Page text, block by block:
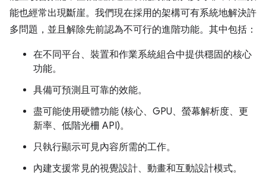
能也經常出現斷崖。我們現在採用的架構可有系統地解決許
多問題，並且解除先前認為不可行的進階功能。其中包括：
在不同平台、裝置和作業系統組合中提供穩固的核心
功能。
具備可預測且可靠的效能。
盡可能使用硬體功能 (核心、GPU、螢幕解析度、更
新率、低階光柵 API)。
只執行顯示可見內容所需的工作。
內建支援常見的視覺設計、動畫和互動設計模式。